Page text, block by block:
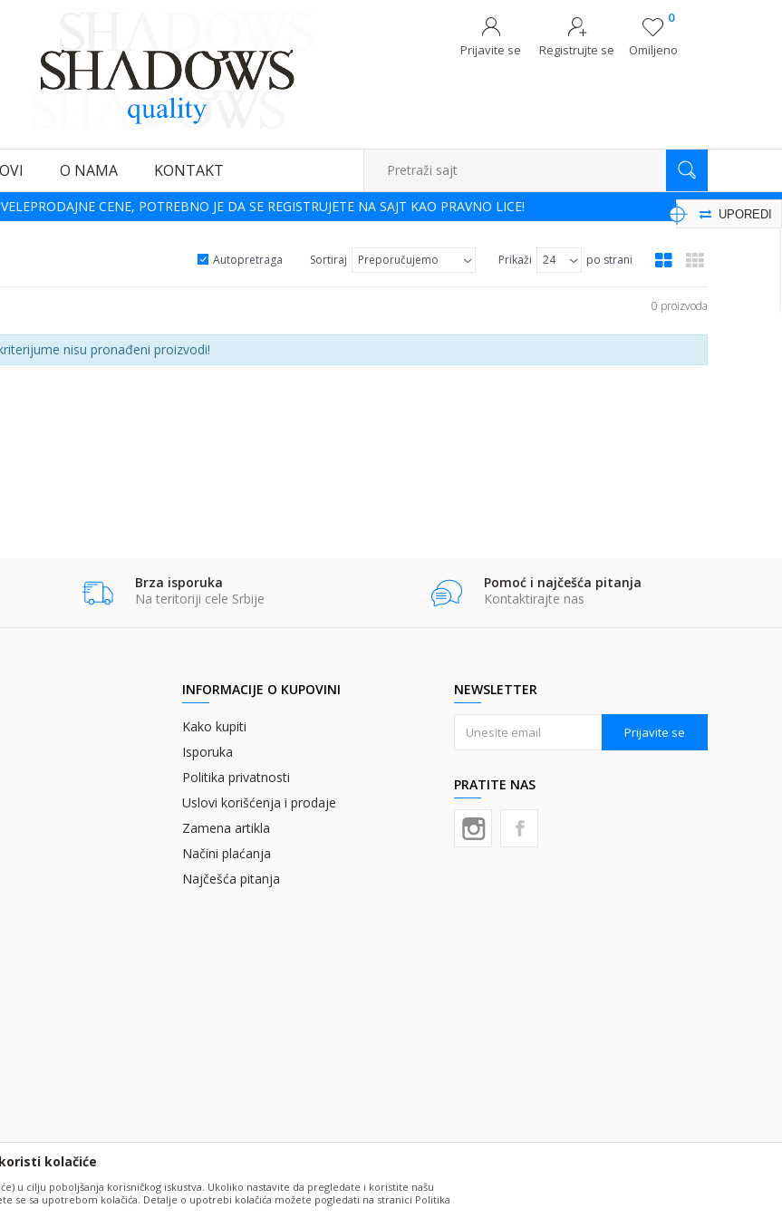
Omiljeno
0
Prijavite se
Registrujte se
O NAMA KONTAKT Pretraži sajt
CENE, POTREBNO JE DA SE REGISTRUJETE NA SAJT KAO PRAVNO LICE! UPOREDI
Autopretraga Sortiraj Prikaži po strani
0 proizvoda
nisu pronađeni proizvodi!
Brza isporuka
Na teritoriji cele Srbije
Pomoć i najčešća pitanja
Kontaktirajte nas
INFORMACIJE O KUPOVINI
Kako kupiti
Isporuka
Politika privatnosti
Uslovi korišćenja i prodaje
Zamena artikla
Načini plaćanja
Najčešća pitanja
NEWSLETTER
Prijavite se
PRATITE NAS
cena, ali ne možemo garantovati da su sve informacije kompletne i bez grešaka. Svi artikli prikazani na sajtu su deo naše ponude i ne
kolačiće
u cilju poboljšanja korisničkog iskustva. Ukoliko nastavite da pregledate i koristite našu
se sa upotrebom kolačića. Detalje o upotrebi kolačića možete pogledati na stranici Politika